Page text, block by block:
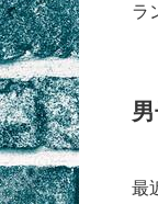
ラ
最